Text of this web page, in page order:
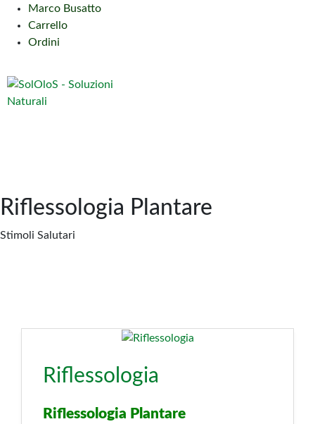
Marco Busatto
Carrello
Ordini
Riflessologia Plantare
Stimoli Salutari
Riflessologia
Riflessologia Plantare